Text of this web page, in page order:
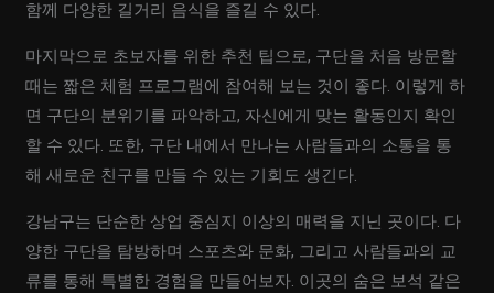
함께 다양한 길거리 음식을 즐길 수 있다.
마지막으로 초보자를 위한 추천 팁으로, 구단을 처음 방문할
때는 짧은 체험 프로그램에 참여해 보는 것이 좋다. 이렇게 하
면 구단의 분위기를 파악하고, 자신에게 맞는 활동인지 확인
할 수 있다. 또한, 구단 내에서 만나는 사람들과의 소통을 통
해 새로운 친구를 만들 수 있는 기회도 생긴다.
강남구는 단순한 상업 중심지 이상의 매력을 지닌 곳이다. 다
양한 구단을 탐방하며 스포츠와 문화, 그리고 사람들과의 교
류를 통해 특별한 경험을 만들어보자. 이곳의 숨은 보석 같은